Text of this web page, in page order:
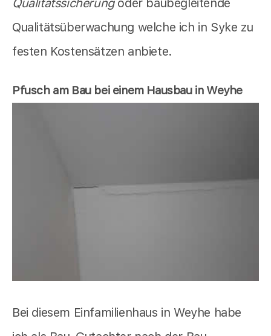
Qualitätssicherung oder baubegleitende
Qualitätsüberwachung welche ich in Syke zu
festen Kostensätzen anbiete.
Pfusch am Bau bei einem Hausbau in Weyhe
Bei diesem Einfamilienhaus in Weyhe habe